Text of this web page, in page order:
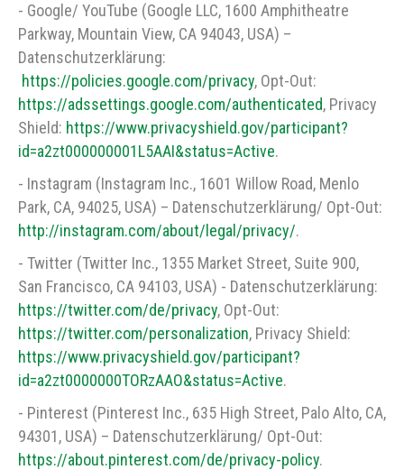
- Google/ YouTube (Google LLC, 1600 Amphitheatre
Parkway, Mountain View, CA 94043, USA) –
Datenschutzerklärung:
https://policies.google.com/privacy, Opt-Out:
https://adssettings.google.com/authenticated, Privacy
Shield: https://www.privacyshield.gov/participant?
id=a2zt000000001L5AAI&status=Active.
- Instagram (Instagram Inc., 1601 Willow Road, Menlo
Park, CA, 94025, USA) – Datenschutzerklärung/ Opt-Out:
http://instagram.com/about/legal/privacy/.
- Twitter (Twitter Inc., 1355 Market Street, Suite 900,
San Francisco, CA 94103, USA) - Datenschutzerklärung:
https://twitter.com/de/privacy, Opt-Out:
https://twitter.com/personalization, Privacy Shield:
https://www.privacyshield.gov/participant?
id=a2zt0000000TORzAAO&status=Active.
- Pinterest (Pinterest Inc., 635 High Street, Palo Alto, CA,
94301, USA) – Datenschutzerklärung/ Opt-Out:
https://about.pinterest.com/de/privacy-policy.